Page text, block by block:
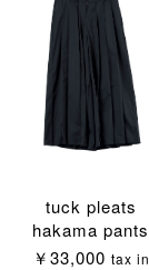
tuck pleats
hakama pants
￥33,000 tax in